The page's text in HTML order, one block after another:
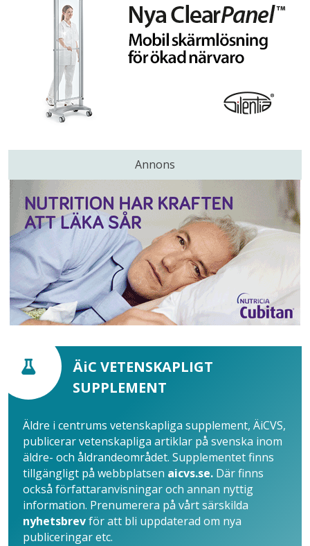
Annons
ÄiC VETENSKAPLIGT
SUPPLEMENT
Äldre i centrums vetenskapliga supplement, ÄiCVS,
publicerar vetenskapliga artiklar på svenska inom
äldre- och åldrandeområdet. Supplementet finns
tillgängligt på webbplatsen aicvs.se. Där finns
också författaranvisningar och annan nyttig
information. Prenumerera på vårt särskilda
nyhetsbrevför att bli uppdaterad om nya
publiceringar etc.